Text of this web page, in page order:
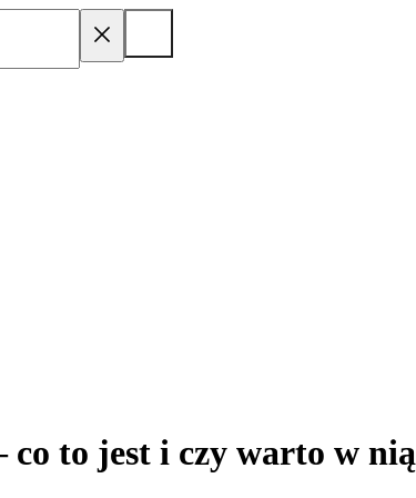
to jest i czy warto w